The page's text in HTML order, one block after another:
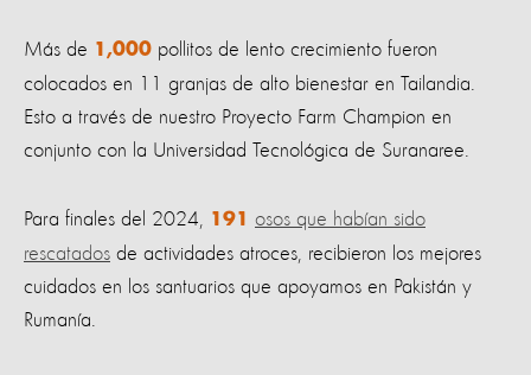
Más de 1,000 pollitos de lento crecimiento fueron
colocados en 11 granjas de alto bienestar en Tailandia.
Esto a través de nuestro Proyecto Farm Champion en
conjunto con la Universidad Tecnológica de Suranaree.
Para finales del 2024, 191 osos que habían sido
rescatados de actividades atroces, recibieron los mejores
cuidados en los santuarios que apoyamos en Pakistán y
Rumanía.